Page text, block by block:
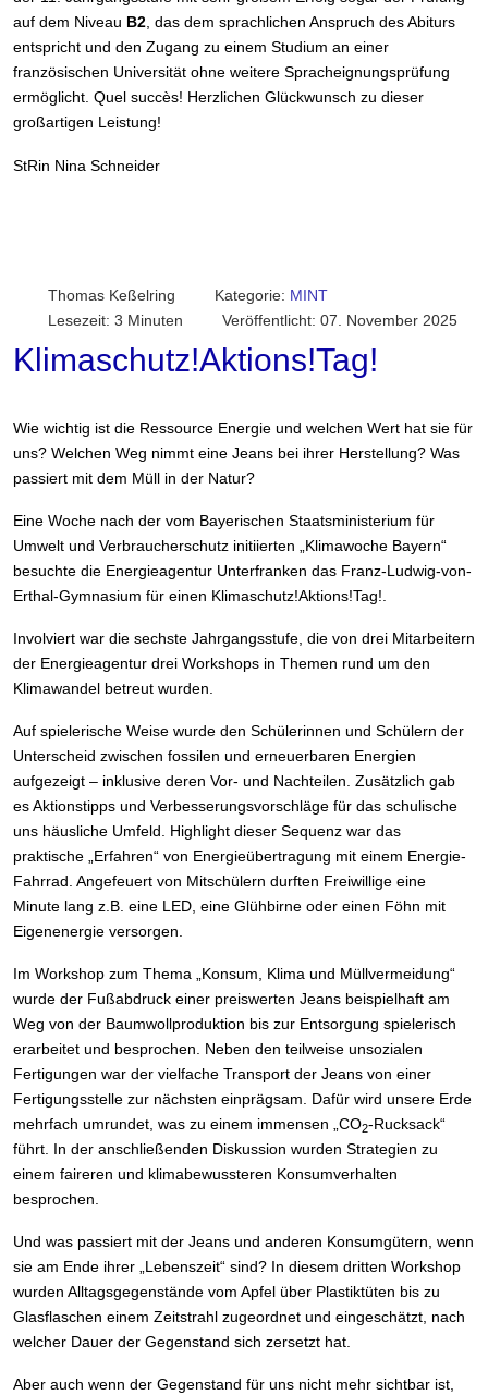
auf dem Niveau B2, das dem sprachlichen Anspruch des Abiturs
entspricht und den Zugang zu einem Studium an einer
französischen Universität ohne weitere Spracheignungsprüfung
ermöglicht. Quel succès! Herzlichen Glückwunsch zu dieser
großartigen Leistung!
StRin Nina Schneider
Thomas Keßelring Kategorie: MINT
Lesezeit: 3 Minuten
Veröffentlicht: 07. November 2025
Klimaschutz!Aktions!Tag!
Wie wichtig ist die Ressource Energie und welchen Wert hat sie für
uns? Welchen Weg nimmt eine Jeans bei ihrer Herstellung? Was
passiert mit dem Müll in der Natur?
Eine Woche nach der vom Bayerischen Staatsministerium für
Umwelt und Verbraucherschutz initiierten „Klimawoche Bayern“
besuchte die Energieagentur Unterfranken das Franz-Ludwig-von-
Erthal-Gymnasium für einen Klimaschutz!Aktions!Tag!.
Involviert war die sechste Jahrgangsstufe, die von drei Mitarbeitern
der Energieagentur drei Workshops in Themen rund um den
Klimawandel betreut wurden.
Auf spielerische Weise wurde den Schülerinnen und Schülern der
Unterscheid zwischen fossilen und erneuerbaren Energien
aufgezeigt – inklusive deren Vor- und Nachteilen. Zusätzlich gab
es Aktionstipps und Verbesserungsvorschläge für das schulische
uns häusliche Umfeld. Highlight dieser Sequenz war das
praktische „Erfahren“ von Energieübertragung mit einem Energie-
Fahrrad. Angefeuert von Mitschülern durften Freiwillige eine
Minute lang z.B. eine LED, eine Glühbirne oder einen Föhn mit
Eigenenergie versorgen.
Im Workshop zum Thema „Konsum, Klima und Müllvermeidung“
wurde der Fußabdruck einer preiswerten Jeans beispielhaft am
Weg von der Baumwollproduktion bis zur Entsorgung spielerisch
erarbeitet und besprochen. Neben den teilweise unsozialen
Fertigungen war der vielfache Transport der Jeans von einer
Fertigungsstelle zur nächsten einprägsam. Dafür wird unsere Erde
mehrfach umrundet, was zu einem immensen „CO2-Rucksack“
führt. In der anschließenden Diskussion wurden Strategien zu
einem faireren und klimabewussteren Konsumverhalten
besprochen.
Und was passiert mit der Jeans und anderen Konsumgütern, wenn
sie am Ende ihrer „Lebenszeit“ sind? In diesem dritten Workshop
wurden Alltagsgegenstände vom Apfel über Plastiktüten bis zu
Glasflaschen einem Zeitstrahl zugeordnet und eingeschätzt, nach
welcher Dauer der Gegenstand sich zersetzt hat.
Aber auch wenn der Gegenstand für uns nicht mehr sichtbar ist,